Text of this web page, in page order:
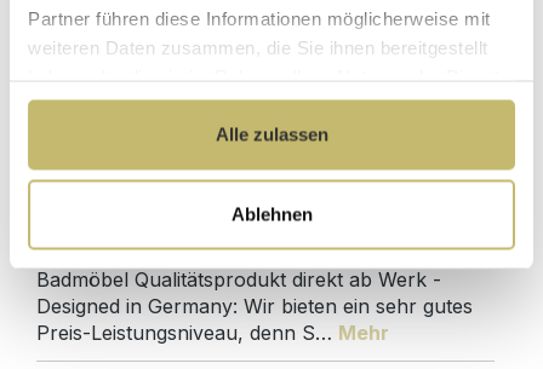
Partner führen diese Informationen möglicherweise mit
weiteren Daten zusammen, die Sie ihnen bereitgestellt
gesammelt haben.
Alle zulassen
Ablehnen
Designed in
Germany
1 Monat risikofreies
Rückgaberecht
Produktdetails
Badmöbel Qualitätsprodukt direkt ab Werk -
Designed in Germany: Wir bieten ein sehr gutes
Preis-Leistungsniveau, denn S… Mehr